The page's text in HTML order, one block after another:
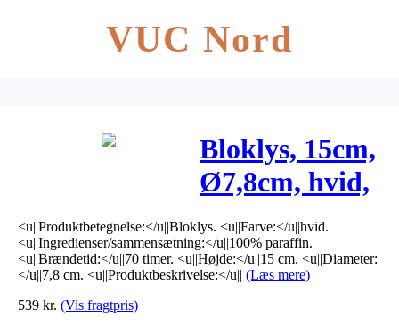
VUC Nord
Bloklys, 15cm,
Ø7,8cm, hvid,
70 timer,
100% paraffin
<u||Produktbetegnelse:</u||Bloklys. <u||Farve:</u||hvid.
<u||Ingredienser/sammensætning:</u||100% paraffin.
<u||Brændetid:</u||70 timer. <u||Højde:</u||15 cm. <u||Diameter:
</u||7,8 cm. <u||Produktbeskrivelse:</u|| (Læs mere)
539 kr. (Vis fragtpris)